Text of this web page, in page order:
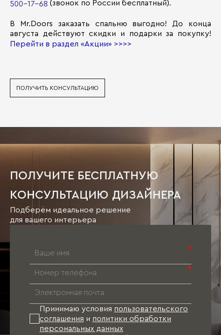
500-17-68 (звонок по России бесплатный).
В Mr.Doors заказать спальню выгодно! До конца
августа действуют скидки и подарки за покупку!
Перейти в раздел «Акции» >>>>
ПОЛУЧИТЬ КОНСУЛЬТАЦИЮ
ПОЛУЧИТЕ БЕСПЛАТНУЮ
КОНСУЛЬТАЦИЮ ДИЗАЙНЕРА
Подберём идеальное решение
для вашего интерьера
*
*
Принимаю условия пользовательского
соглашения и политики обработки
персональных данных